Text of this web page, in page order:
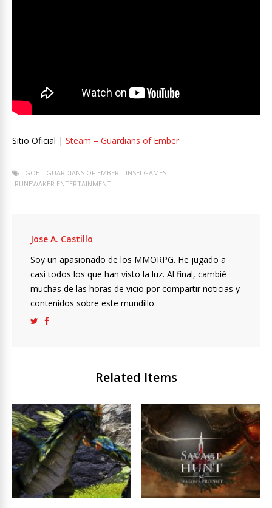
Sitio Oficial | Steam – Guardians of Ember
GOE GUARDIANS OF EMBER
INSELGAMES
RUNEWAKER ENTERTAINMENT
Jose A. Castillo
Soy un apasionado de los MMORPG. He jugado a
casi todos los que han visto la luz. Al final, cambié
muchas de las horas de vicio por compartir noticias y
contenidos sobre este mundillo.
Related Items